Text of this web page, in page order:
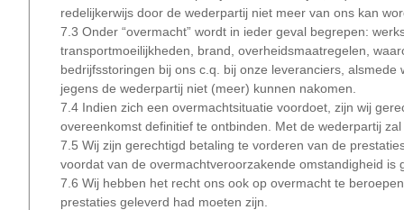
redelijkerwijs door de wederpartij niet meer van ons kan
7.3 Onder “overmacht” wordt in ieder geval begrepen:
transportmoeilijkheden, brand, overheidsmaatregelen,
bedrijfsstoringen bij ons c.q. bij onze leveranciers,
jegens de wederpartij niet (meer) kunnen nakomen.
7.4 Indien zich een overmachtsituatie voordoet, zijn wij
overeenkomst definitief te ontbinden. Met de wederpartij
7.5 Wij zijn gerechtigd betaling te vorderen van de
voordat van de overmachtveroorzakende omstandigheid is
7.6 Wij hebben het recht ons ook op overmacht te
prestaties geleverd had moeten zijn.